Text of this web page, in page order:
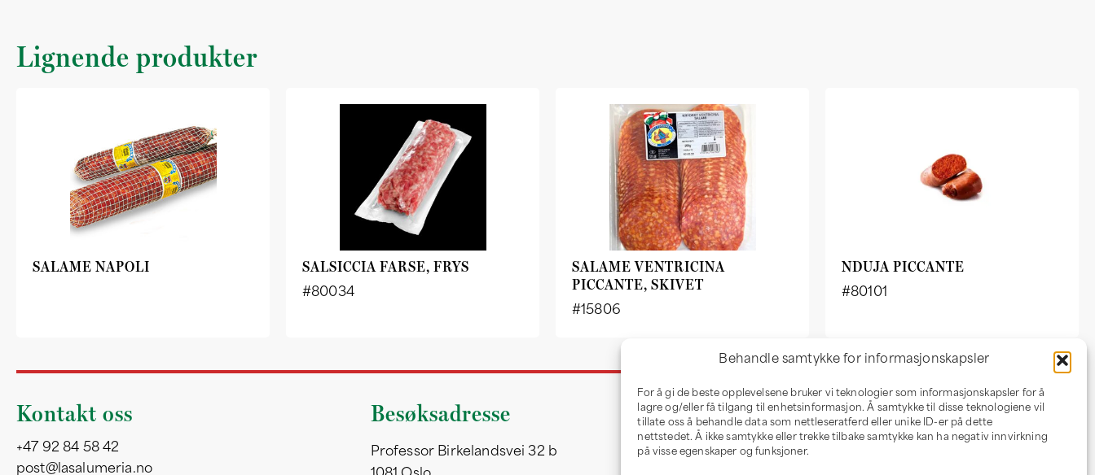
Behandle samtykke for informasjonskapsler
For å gi de beste opplevelsene bruker vi teknologier som informasjonskapsler for å
lagre og/eller få tilgang til enhetsinformasjon. Å samtykke til disse teknologiene vil
tillate oss å behandle data som nettleseratferd eller unike ID-er på dette
nettstedet. Å ikke samtykke eller trekke tilbake samtykke kan ha negativ innvirkning
på visse egenskaper og funksjoner.
Lignende produkter
SALAME NAPOLI SALSICCIA FARSE, FRYS
#80034
SALAME VENTRICINA
PICCANTE, SKIVET
#15806
NDUJA PICCANTE
#80101
Kontakt oss
+47 92 84 58 42
post@lasalumeria.no
Besøksadresse
Professor Birkelandsvei 32 b
Om oss
Om LaSalumeria